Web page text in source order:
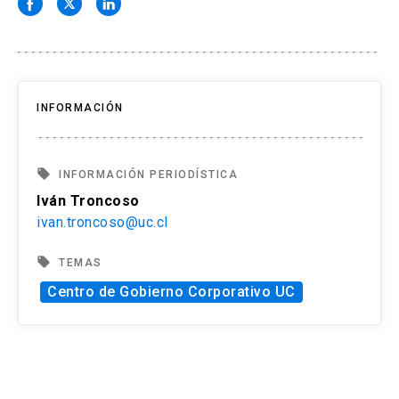
INFORMACIÓN
local_offer INFORMACIÓN PERIODÍSTICA
Iván Troncoso
ivan.troncoso@uc.cl
local_offer TEMAS
Centro de Gobierno Corporativo UC